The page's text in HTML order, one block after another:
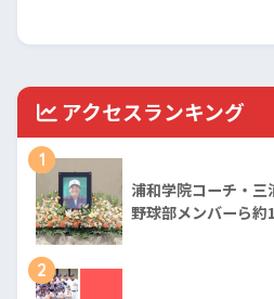
アクセスランキング
1
浦和学院コーチ・
野球部メンバーら約
2